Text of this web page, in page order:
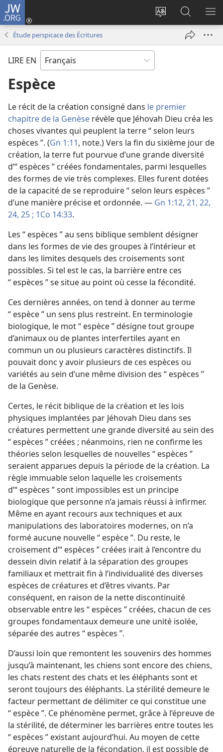
JW.ORG
Changer
langue
Se
connecter
nouvelle
sur
JW.ORG
Étude perspicace des Écritures
LIRE EN
Espèce
Le récit de la création consigné dans le premier
chapitre de la Genèse révèle que Jéhovah Dieu créa les
choses vivantes qui peuplent la terre “ selon leurs
espèces ”. (Gn 1:11, note.) Vers la fin du sixième jour de
création, la terre fut pourvue d’une grande diversité
d’“ espèces ” créées fondamentales, parmi lesquelles
des formes de vie très complexes. Elles furent dotées
de la capacité de se reproduire “ selon leurs espèces ”
d’une manière précise et ordonnée. — Gn 1:12, 21, 22,
24, 25 ; 1Co 14:33.
Les “ espèces ” au sens biblique semblent désigner
dans les formes de vie des groupes à l’intérieur et
dans les limites desquels des croisements sont
possibles. Si tel est le cas, la barrière entre ces
“ espèces ” se situe au point où cesse la fécondité.
Ces dernières années, on tend à donner au terme
“ espèce ” un sens plus restreint. En terminologie
biologique, le mot “ espèce ” désigne tout groupe
d’animaux ou de plantes interfertiles ayant en
commun un ou plusieurs caractères distinctifs. Il
pouvait donc y avoir plusieurs de ces espèces ou
variétés au sein d’une même division des “ espèces ”
de la Genèse.
Certes, le récit biblique de la création et les lois
physiques implantées par Jéhovah Dieu dans ses
créatures permettent une grande diversité au sein des
“ espèces ” créées ; néanmoins, rien ne confirme les
théories selon lesquelles de nouvelles “ espèces ”
seraient apparues depuis la période de la création. La
règle immuable selon laquelle les croisements
d’“ espèces ” sont impossibles est un principe
biologique que personne n’a jamais réussi à infirmer.
Même en ayant recours aux techniques et aux
manipulations des laboratoires modernes, on n’a
formé aucune nouvelle “ espèce ”. Du reste, le
croisement d’“ espèces ” créées irait à l’encontre du
dessein divin relatif à la séparation des groupes
familiaux et mettrait fin à l’individualité des diverses
espèces de créatures et d’êtres vivants. Par
conséquent, en raison de la nette discontinuité
observable entre les “ espèces ” créées, chacun de ces
groupes fondamentaux demeure une unité isolée,
séparée des autres “ espèces ”.
D’aussi loin que remontent les souvenirs des hommes
jusqu’à maintenant, les chiens sont encore des chiens,
les chats restent des chats et les éléphants sont et
seront toujours des éléphants. La stérilité demeure le
facteur permettant de délimiter ce qui constitue une
“ espèce ”. Ce phénomène permet, grâce à l’épreuve de
la stérilité, de déterminer les barrières entre toutes les
“ espèces ” existant aujourd’hui. Au moyen de cette
épreuve naturelle de la fécondation, il est possible de